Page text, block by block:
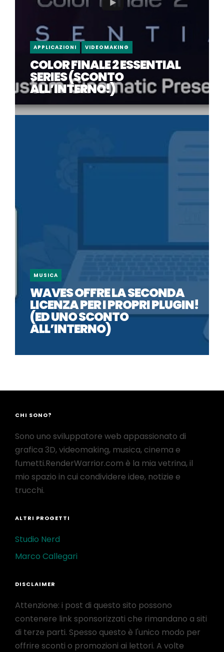
APPLICAZIONI VIDEOMAKING
COLOR FINALE 2 ESSENTIAL
SERIES (SCONTO
ALL’INTERNO!)
MUSICA
WAVES OFFRE LA SECONDA
LICENZA PER I PROPRI PLUGIN!
(ED UNO SCONTO
ALL’INTERNO)
CHI SONO?
Sono uno sviluppatore web appassionato di
grafica 3D, videomaking, musica, cinema e
fumetti.RenderWarrior.com è la mia vetrina, il
mio spazio in cui condividere idee, notizie e
trucchi.
ALTRI PROGETTI
Studio Nerd
Marco Callegari
DISCLAIMER
Attenzione: i post di questo sito possono
contenere link sponsorizzati che rimandano a siti
di terze parti. Spesso questo è l'unico modo per
offrire sconti o promozioni ai lettori. A volte